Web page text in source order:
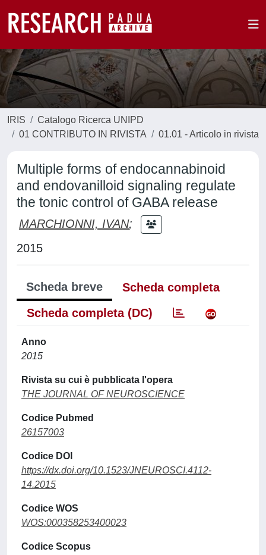
IRIS
Catalogo Ricerca UNIPD
01 CONTRIBUTO IN RIVISTA
01.01 - Articolo in rivista
Multiple forms of endocannabinoid
and endovanilloid signaling regulate
the tonic control of GABA release
MARCHIONNI, IVAN;
2015
Scheda breve
Scheda completa
Scheda completa (DC)
Anno
2015
Rivista su cui è pubblicata l'opera
THE JOURNAL OF NEUROSCIENCE
Codice Pubmed
26157003
Codice DOI
https://dx.doi.org/10.1523/JNEUROSCI.4112-
14.2015
Codice WOS
WOS:000358253400023
Codice Scopus